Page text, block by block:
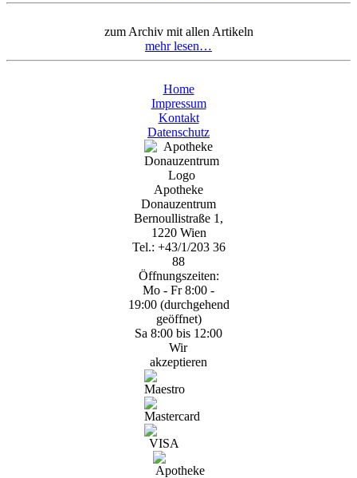
zum Archiv mit allen Artikeln
mehr lesen…
Home
Impressum
Kontakt
Datenschutz
Apotheke
Donauzentrum
Bernoullistraße 1,
1220 Wien
Tel.: +43/1/203 36
88
Öffnungszeiten:
Mo - Fr 8:00 -
19:00 (durchgehend
geöffnet)
Sa 8:00 bis 12:00
Wir
akzeptieren